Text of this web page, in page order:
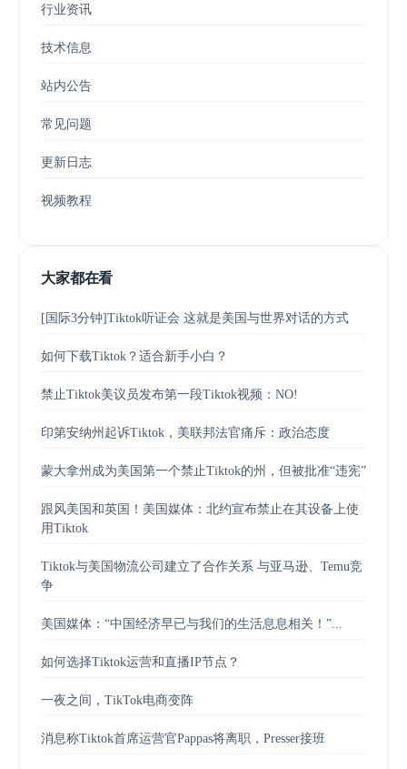
行业资讯
技术信息
站内公告
常见问题
更新日志
视频教程
大家都在看
[国际3分钟]Tiktok听证会 这就是美国与世界对话的方式
如何下载Tiktok？适合新手小白？
禁止Tiktok美议员发布第一段Tiktok视频：NO!
印第安纳州起诉Tiktok，美联邦法官痛斥：政治态度
蒙大拿州成为美国第一个禁止Tiktok的州，但被批准“违宪”
跟风美国和英国！美国媒体：北约宣布禁止在其设备上使
用Tiktok
Tiktok与美国物流公司建立了合作关系 与亚马逊、Temu竞
争
美国媒体：“中国经济早已与我们的生活息息相关！”...
如何选择Tiktok运营和直播IP节点？
一夜之间，TikTok电商变阵
消息称Tiktok首席运营官Pappas将离职，Presser接班